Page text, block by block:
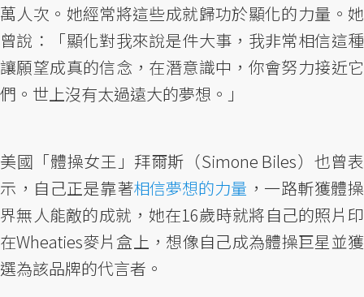
萬人次。她經常將這些成就歸功於顯化的力量。她
曾說：「顯化對我來說是件大事，我非常相信這種
讓願望成真的信念，在潛意識中，你會努力接近它
們。世上沒有太過遠大的夢想。」
美國「體操女王」拜爾斯（Simone Biles）也曾表
示，自己正是靠著相信夢想的力量 ，一路斬獲體操
界無人能敵的成就，她在16歲時就將自己的照片印
在Wheaties麥片盒上，想像自己成為體操巨星並獲
選為該品牌的代言者。